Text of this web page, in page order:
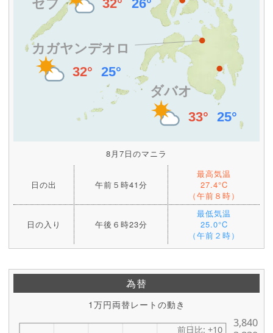
8月7日のマニラ
日の出 午前５時41分
最高気温
27.4°C
（午前８時）
日の入り 午後６時23分
最低気温
25.0°C
（午前２時）
為替
1万円両替レートの動き